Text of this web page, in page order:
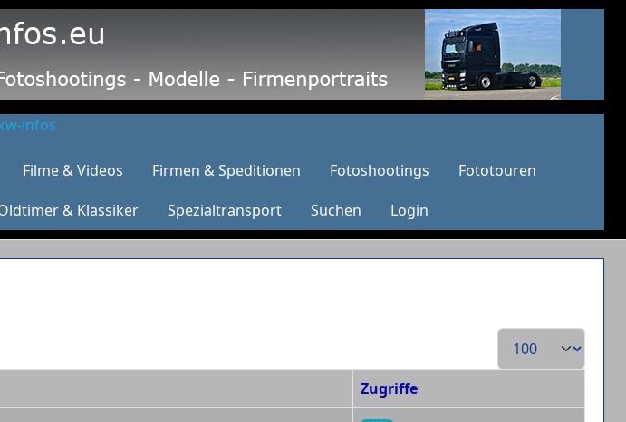
Filme & Videos Firmen & Speditionen Fotoshootings
Fototouren
& Klassiker Spezialtransport Suchen Login
Anzeige #
Zugriffe